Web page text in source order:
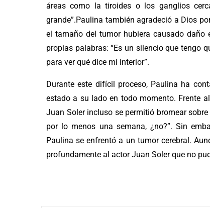
áreas como la tiroides o los ganglios
grande”.Paulina también agradeció a Dios
el tamaño del tumor hubiera causado
propias palabras: “Es un silencio que tengo
para ver qué dice mi interior”.
Durante este difícil proceso, Paulina ha
estado a su lado en todo momento. Frente
Juan Soler incluso se permitió bromear
por lo menos una semana, ¿no?”. Sin
Paulina se enfrentó a un tumor cerebral.
profundamente al actor Juan Soler que no